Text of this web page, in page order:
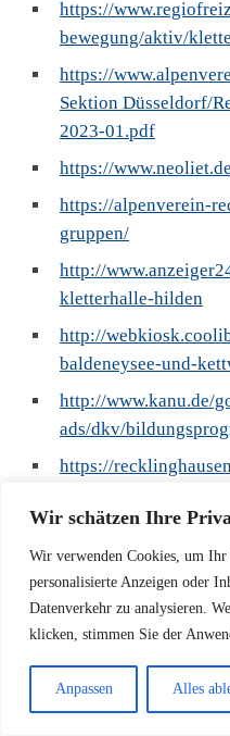
Wir schätzen Ihre
Wir verwenden Cookies, um Ihr
personalisierte Anzeigen oder
Datenverkehr zu analysieren.
klicken, stimmen Sie der
Anpassen Alles
https://
bewegung/aktiv/
https://
Sektion Düsseldorf/
2023-01.pdf
https://
https://alpenverein-
gruppen/
http://
kletterhalle-hilden
http://
baldeneysee-und-
http://www.kanu.de/
ads/dkv/
https://
https://einstein-
https://
https://
boulder.com/author/
https://
-boulderhalle-